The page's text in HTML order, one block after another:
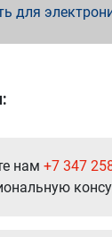
для
нам +7 347